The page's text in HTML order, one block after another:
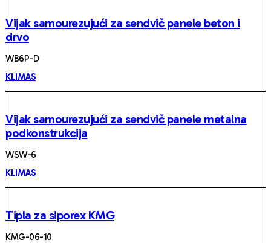
Vijak samourezujući za sendvič panele beton i
drvo
WB6P-D
KLIMAS
Vijak samourezujući za sendvič panele metalna
podkonstrukcija
WSW-6
KLIMAS
Tipla za siporex KMG
KMG-06-10